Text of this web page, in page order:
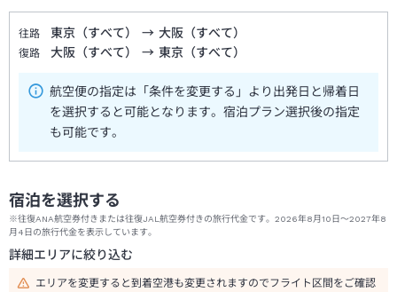
往路 東京（すべて） → 大阪（すべて）
復路 大阪（すべて） → 東京（すべて）
航空便の指定は「条件を変更する」より出発日と帰着日
を選択すると可能となります。宿泊プラン選択後の指定
も可能です。
宿泊を選択する
※往復ANA航空券付きまたは往復JAL航空券付きの旅行代金です。2026年8月10日～2027年8
月4日の旅行代金を表示しています。
詳細エリアに絞り込む
エリアを変更すると到着空港も変更されますのでフライト区間をご確認